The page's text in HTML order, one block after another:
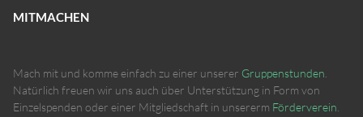
MITMACHEN
Mach mit und komme einfach zu einer unserer Gruppenstunden
Natürlich freuen wir uns auch über Unterstützung in Form von
Einzelspenden oder einer Mitgliedschaft in unsererm Förderverein